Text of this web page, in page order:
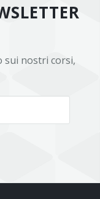
sui nostri corsi,